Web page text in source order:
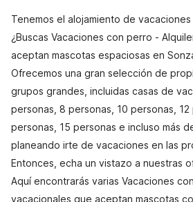
Tenemos el alojamiento de
¿Buscas Vacaciones con perro -
aceptan mascotas espaciosas en
Ofrecemos una gran selección de
grupos grandes, incluidas casas de
personas, 8 personas, 10 personas, 12
personas, 15 personas e incluso más
planeando irte de vacaciones en las
Entonces, echa un vistazo a nuestras
Aquí encontrarás varias Vacaciones
vacacionales que aceptan mascotas